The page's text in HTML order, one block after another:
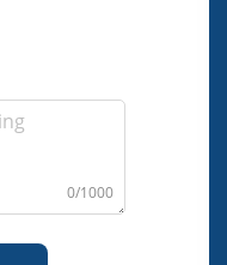
0/1000